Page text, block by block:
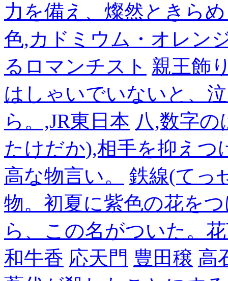
力を備え、燦然ときら
色,カドミウム・オレン
るロマンチスト 親王飾
はしゃいでいないと、
ら。,JR東日本 八,数字
たけだか),相手を抑えつ
高な物言い。
鉄線(てっ
物。初夏に紫色の花を
ら、この名がついた。
和牛香 応天門 豊田穣 高